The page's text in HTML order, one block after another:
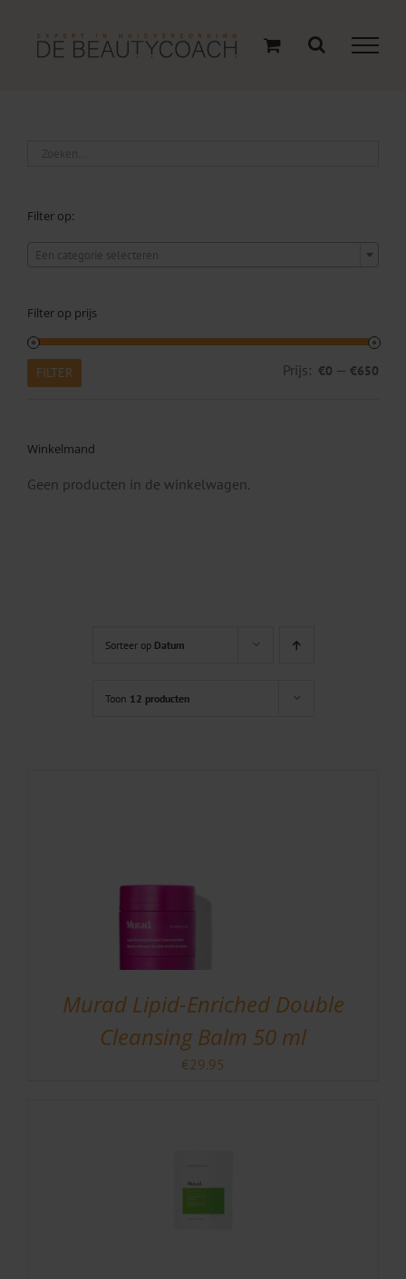
inhoud
Sorteer op Datum
Toon 12 producten
Murad Lipid-Enriched Double
Cleansing Balm 50 ml
€29.95
Filter op:
Een categorie selecteren
Filter op prijs
FILTER Prijs: €0 — €650
Winkelmand
Geen producten in de winkelwagen.